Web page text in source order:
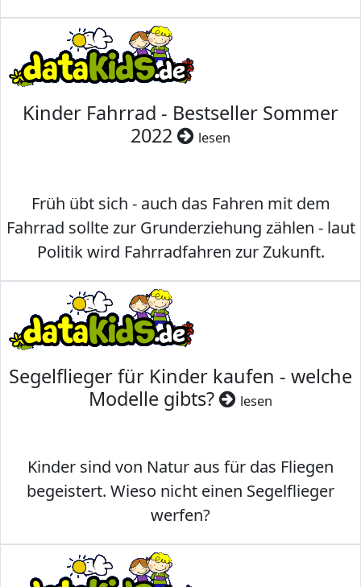
Kinder Fahrrad - Bestseller Sommer
2022
lesen
Früh übt sich - auch das Fahren mit dem
Fahrrad sollte zur Grunderziehung zählen - laut
Politik wird Fahrradfahren zur Zukunft.
Segelflieger für Kinder kaufen - welche
Modelle gibts?
lesen
Kinder sind von Natur aus für das Fliegen
begeistert. Wieso nicht einen Segelflieger
werfen?